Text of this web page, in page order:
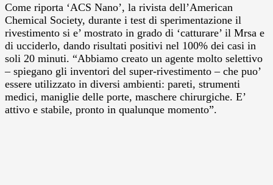
Come riporta ‘ACS Nano’, la rivista dell’American
Chemical Society, durante i test di sperimentazione il
rivestimento si e’ mostrato in grado di ‘catturare’ il Mrsa e
di ucciderlo, dando risultati positivi nel 100% dei casi in
soli 20 minuti. “Abbiamo creato un agente molto selettivo
– spiegano gli inventori del super-rivestimento – che puo’
essere utilizzato in diversi ambienti: pareti, strumenti
medici, maniglie delle porte, maschere chirurgiche. E’
attivo e stabile, pronto in qualunque momento”.